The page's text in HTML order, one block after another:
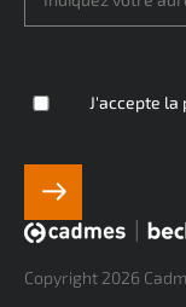
J'accepte la
Copyright 2026